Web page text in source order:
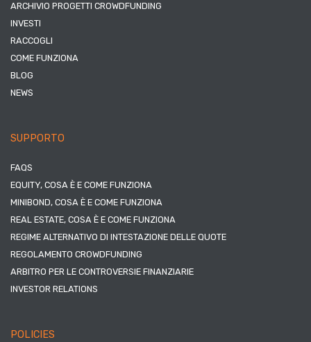
ARCHIVIO PROGETTI CROWDFUNDING
INVESTI
RACCOGLI
COME FUNZIONA
BLOG
NEWS
SUPPORTO
FAQS
EQUITY, COSA È E COME FUNZIONA
MINIBOND, COSA È E COME FUNZIONA
REAL ESTATE, COSA È E COME FUNZIONA
REGIME ALTERNATIVO DI INTESTAZIONE DELLE QUOTE
REGOLAMENTO CROWDFUNDING
ARBITRO PER LE CONTROVERSIE FINANZIARIE
INVESTOR RELATIONS
POLICIES